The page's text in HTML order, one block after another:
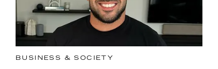
BUSINESS & SOCIETY